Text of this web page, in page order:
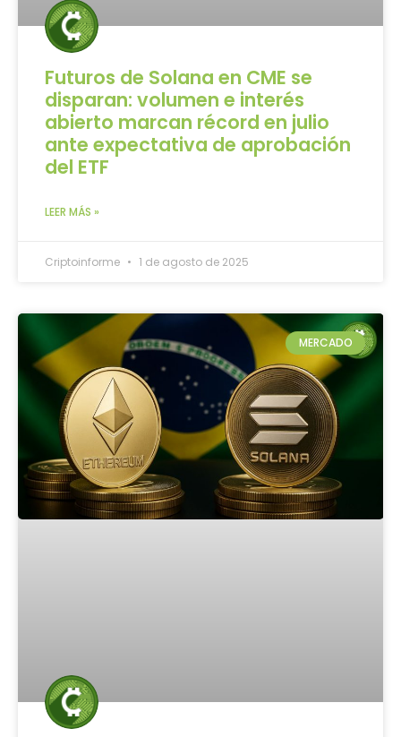
Futuros de Solana en CME se
disparan: volumen e interés
abierto marcan récord en julio
ante expectativa de aprobación
del ETF
LEER MÁS »
Criptoinforme 1 de agosto de 2025
MERCADO